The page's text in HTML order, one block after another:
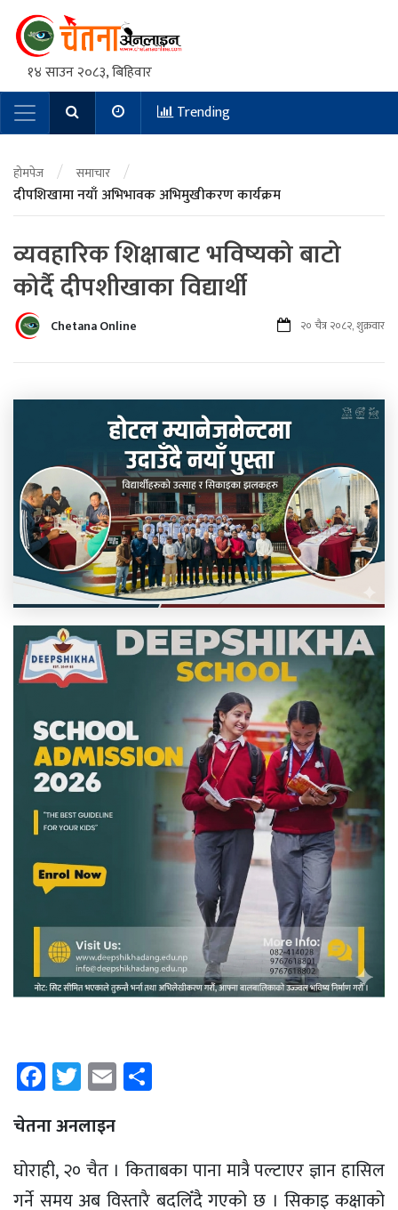
१४ साउन २०८३, बिहिवार
Main NavigationTrending
होमपेज / समाचार /
दीपशिखामा नयाँ अभिभावक अभिमुखीकरण कार्यक्रम
व्यवहारिक शिक्षाबाट भविष्यको बाटो
कोर्दै दीपशीखाका विद्यार्थी
Chetana Online २० चैत्र २०८२, शुक्रवार
Facebook
Twitter
Email
चेतना अनलाइन
घोराही, २० चैत । किताबका पाना मात्रै पल्टाएर ज्ञान हासिल
गर्ने समय अब विस्तारै बदलिँदै गएको छ । सिकाइ कक्षाको